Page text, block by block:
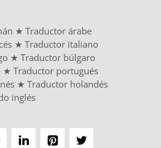
★ Traductor árabe
★ Traductor italiano
★ Traductor búlgaro
★ Traductor portugués
★ Traductor holandés
inglés